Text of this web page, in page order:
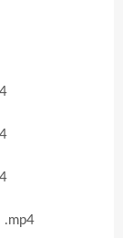
.mp4